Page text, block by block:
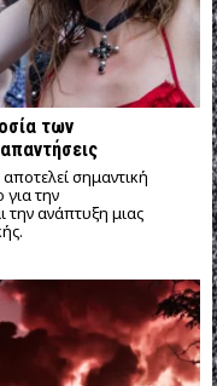
των
σημαντική
για την
ανάπτυξη μιας